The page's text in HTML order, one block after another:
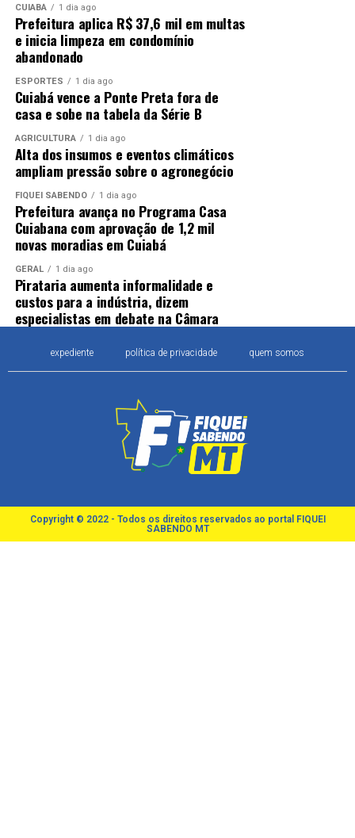
CUIABÁ 1 dia ago
Prefeitura aplica R$ 37,6 mil em multas
e inicia limpeza em condomínio
abandonado
ESPORTES 1 dia ago
Cuiabá vence a Ponte Preta fora de
casa e sobe na tabela da Série B
AGRICULTURA 1 dia ago
Alta dos insumos e eventos climáticos
ampliam pressão sobre o agronegócio
FIQUEI SABENDO 1 dia ago
Prefeitura avança no Programa Casa
Cuiabana com aprovação de 1,2 mil
novas moradias em Cuiabá
GERAL 1 dia ago
Pirataria aumenta informalidade e
custos para a indústria, dizem
especialistas em debate na Câmara
expediente política de privacidade quem somos
Copyright © 2022 - Todos os direitos reservados ao portal FIQUEI
SABENDO MT